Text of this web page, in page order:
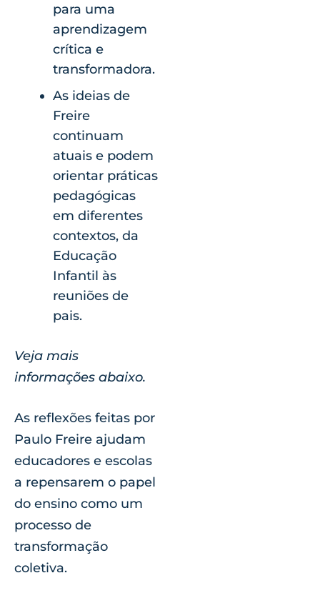
para uma
aprendizagem
crítica e
transformadora.
As ideias de
Freire
continuam
atuais e podem
orientar práticas
pedagógicas
em diferentes
contextos, da
Educação
Infantil às
reuniões de
pais.
Veja mais
informações abaixo.
As reflexões feitas por
Paulo Freire ajudam
educadores e escolas
a repensarem o papel
do ensino como um
processo de
transformação
coletiva.